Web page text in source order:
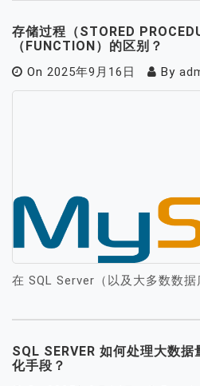
存储过程（STORED
（FUNCTION）的区别？
On 2025年9月16日 By
在 SQL Server（以及大多数数据
SQL SERVER 如何处理大数
化手段？